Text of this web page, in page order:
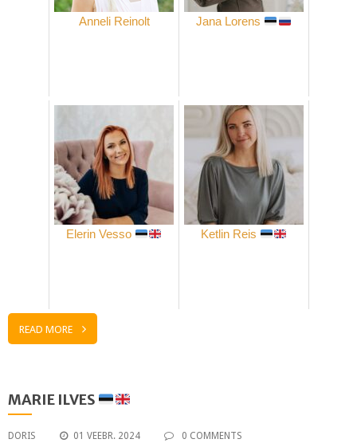
Anneli Reinolt Jana Lorens
Elerin Vesso Ketlin Reis
READ MORE
MARIE ILVES
DORIS 01 VEEBR. 2024 0 COMMENTS